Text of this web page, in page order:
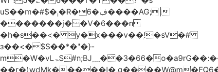
uS��m�#$�܄�R�ڣ�6����AG;|
�������j��V�6���n
�h�s��<� y�x���v��ׅ!�sV�#
з��<�$S��*�"�}-
m�W�vLۃЅ#n;BJ؁��3�66�o�a9rG��:�����W�QКY�4����8���u4�̒*�Q�����cǏ���pL���`�b��egLz�j�Ms9i�e�d�����Ź͊�u,|l2.
��r�)wdMk�